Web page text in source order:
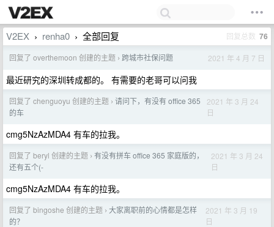
V2EX › renha0 › 全部回复 回复总数 76
回复了 overthemoon 创建的主题 › 跨城市社保问题 2021 年 4 月 7 日
最近研究的深圳转成都的。 有需要的老哥可以问我
回复了 chenguoyu 创建的主题 › 请问下，有没有 office 365
的车
2021 年 3 月 24
日
cmg5NzAzMDA4 有车的拉我。
回复了 beryl 创建的主题 › 有没有拼车 office 365 家庭版的，
还有五个(-
2021 年 3 月 24
日
cmg5NzAzMDA4 有车的拉我。
回复了 bingoshe 创建的主题 › 大家离职前的心情都是怎样
的？
2021 年 3 月 19
日